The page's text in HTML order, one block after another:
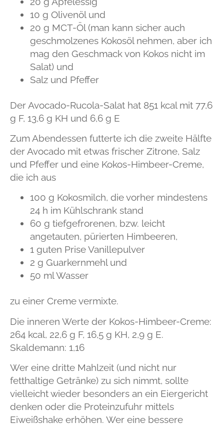
10 g Olivenöl und
20 g MCT-Öl (man kann sicher auch
geschmolzenes Kokosöl nehmen, aber ich
mag den Geschmack von Kokos nicht im
Salat) und
Salz und Pfeffer
Der Avocado-Rucola-Salat hat 851 kcal mit 77,6
g F, 13,6 g KH und 6,6 g E
Zum Abendessen futterte ich die zweite Hälfte
der Avocado mit etwas frischer Zitrone, Salz
und Pfeffer und eine Kokos-Himbeer-Creme,
die ich aus
100 g Kokosmilch, die vorher mindestens
24 h im Kühlschrank stand
60 g tiefgefrorenen, bzw. leicht
angetauten, pürierten Himbeeren,
1 guten Prise Vanillepulver
2 g Guarkernmehl und
50 ml Wasser
zu einer Creme vermixte.
Die inneren Werte der Kokos-Himbeer-Creme:
264 kcal, 22,6 g F, 16,5 g KH, 2,9 g E.
Skaldemann: 1,16
Wer eine dritte Mahlzeit (und nicht nur
fetthaltige Getränke) zu sich nimmt, sollte
vielleicht wieder besonders an ein Eiergericht
denken oder die Proteinzufuhr mittels
Eiweißshake erhöhen. Wer eine bessere